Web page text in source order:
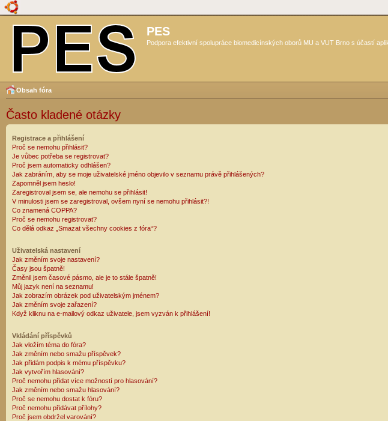
PES
Podpora efektivní spolupráce biomedicínských oborů MU a VUT Brno s účastí
Obsah fóra
Často kladené otázky
Registrace a přihlášení
Proč se nemohu přihlásit?
Je vůbec potřeba se registrovat?
Proč jsem automaticky odhlášen?
Jak zabráním, aby se moje uživatelské jméno objevilo v seznamu právě přihlášených?
Zapomněl jsem heslo!
Zaregistroval jsem se, ale nemohu se přihlásit!
V minulosti jsem se zaregistroval, ovšem nyní se nemohu přihlásit?!
Co znamená COPPA?
Proč se nemohu registrovat?
Co dělá odkaz „Smazat všechny cookies z fóra“?
Uživatelská nastavení
Jak změním svoje nastavení?
Časy jsou špatně!
Změnil jsem časové pásmo, ale je to stále špatně!
Můj jazyk není na seznamu!
Jak zobrazím obrázek pod uživatelským jménem?
Jak změním svoje zařazení?
Když kliknu na e-mailový odkaz uživatele, jsem vyzván k přihlášení!
Vkládání příspěvků
Jak vložím téma do fóra?
Jak změním nebo smažu příspěvek?
Jak přidám podpis k mému příspěvku?
Jak vytvořím hlasování?
Proč nemohu přidat více možností pro hlasování?
Jak změním nebo smažu hlasování?
Proč se nemohu dostat k fóru?
Proč nemohu přidávat přílohy?
Proč jsem obdržel varování?